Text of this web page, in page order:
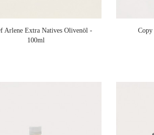
Arlene Extra Natives Olivenöl -
100ml
Copy